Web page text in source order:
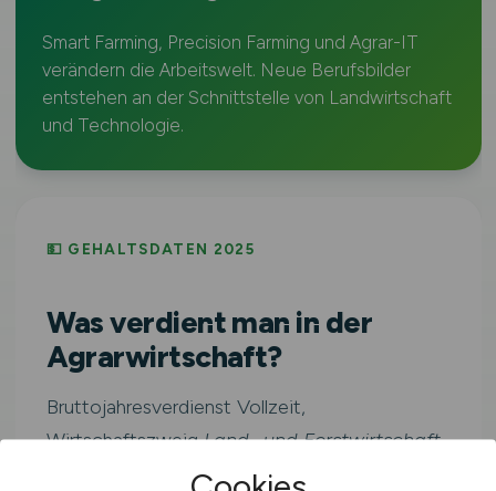
Smart Farming, Precision Farming und Agrar-IT
verändern die Arbeitswelt. Neue Berufsbilder
entstehen an der Schnittstelle von Landwirtschaft
und Technologie.
💵 GEHALTSDATEN 2025
Was verdient man in der
Agrarwirtschaft?
Bruttojahresverdienst Vollzeit,
WirtschaftszweigLand- und Forstwirtschaft,
(WZ-2008 Sektion A). Inklusive